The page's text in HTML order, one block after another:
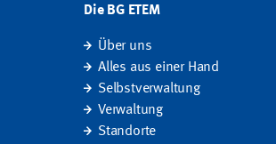
Die BG ETEM
Über uns
Alles aus einer Hand
Selbstverwaltung
Verwaltung
Standorte